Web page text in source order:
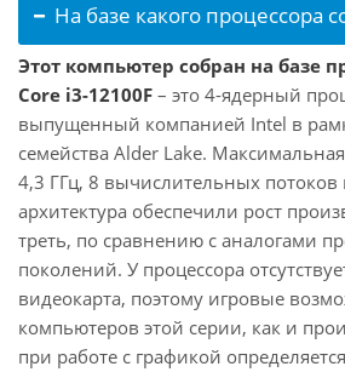
На базе какого процессора
Этот компьютер собран на базе
Core i3-12100F – это 4-ядерный
выпущенный компанией Intel в
семейства Alder Lake. Максимальная
4,3 ГГц, 8 вычислительных потоков
архитектура обеспечили рост
треть, по сравнению с аналогами
поколений. У процессора
видеокарта, поэтому игровые
компьютеров этой серии, как и
при работе с графикой